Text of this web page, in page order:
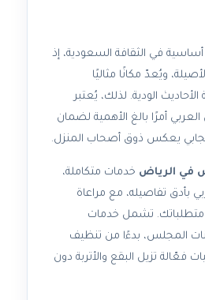
في الثقافة السعودية، إذ
ويُعدّ مكانًا مثاليًا
الودية. لذلك، يُعتبر
أمرًا بالغ الأهمية لضمان
إيجابي يعكس ذوق أصحاب المنزل.
في الرياض خدمات متكاملة،
بأدق تفاصيله، مع مراعاة
متطلباتك. تشمل خدمات
المجلس، بدءًا من تنظيف
فعّالة تزيل البقع والأتربة دون